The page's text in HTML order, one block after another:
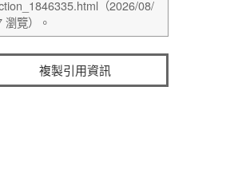
複製引用資訊